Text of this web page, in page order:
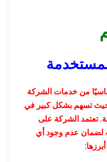
من خدمات الشركة
حيث تسهم بشكل كبير في
تعتمد الشركة على
لضمان عدم وجود أي